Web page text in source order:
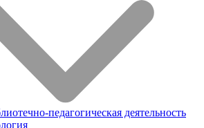
педагогическая деятельность